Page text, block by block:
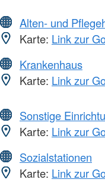
Alten- und
Karte: Link zur
Krankenhaus
Karte: Link zur
Sonstige
Karte: Link zur
Sozialstationen
Karte: Link zur